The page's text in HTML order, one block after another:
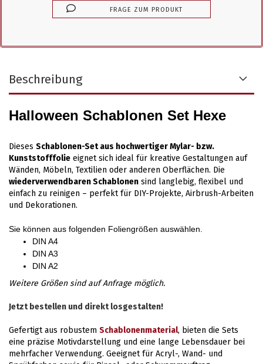
FRAGE ZUM PRODUKT
Beschreibung
Halloween Schablonen Set Hexe
Dieses Schablonen-Set aus hochwertiger Mylar- bzw.
Kunststofffolie eignet sich ideal für kreative Gestaltungen auf
Wänden, Möbeln, Textilien oder anderen Oberflächen. Die
wiederverwendbaren Schablonen sind langlebig, flexibel und
einfach zu reinigen – perfekt für DIY-Projekte, Airbrush-Arbeiten
und Dekorationen.
Sie können aus folgenden Foliengrößen auswählen.
DIN A4
DIN A3
DIN A2
Weitere Größen sind auf Anfrage möglich.
Jetzt bestellen und direkt losgestalten!
Gefertigt aus robustem Schablonenmaterial, bieten die Sets
eine präzise Motivdarstellung und eine lange Lebensdauer bei
mehrfacher Verwendung. Geeignet für Acryl-, Wand- und